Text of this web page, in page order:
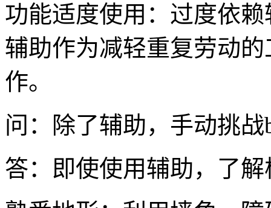
功能适度使用：过度依
辅助作为减轻重复劳动
作。
问：除了辅助，手动挑
答：即使使用辅助，了